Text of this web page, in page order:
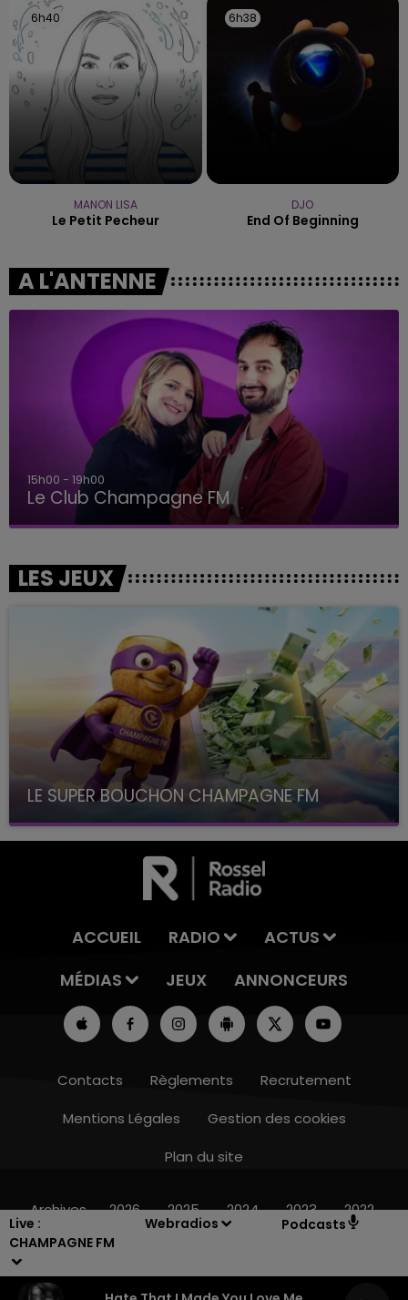
Live :
CHAMPAGNE FM
Webradios Podcasts
6h40
6h40
MANON LISA
Le Petit Pecheur
6h38
6h38
DJO
End Of Beginning
A L'ANTENNE
15h00 - 19h00
Le Club Champagne FM
LES JEUX
LE SUPER BOUCHON CHAMPAGNE FM
avec La Famille Champagne FM, à 8H10
ACCUEIL RADIO
ACTUS
MÉDIAS
JEUX ANNONCEURS
Contacts Règlements
Recrutement
Mentions Légales
Gestion des cookies
Plan du site
Archives 2026 2025 2024 2023 2022